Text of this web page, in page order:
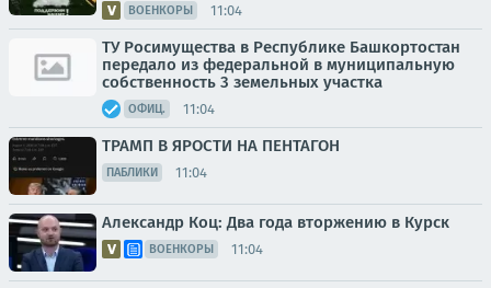
ВОЕНКОРЫ 11:04
ТУ Росимущества в Республике Башкортостан
передало из федеральной в муниципальную
собственность 3 земельных участка
ОФИЦ. 11:04
ТРАМП В ЯРОСТИ НА ПЕНТАГОН
ПАБЛИКИ 11:04
Александр Коц: Два года вторжению в Курск
ВОЕНКОРЫ 11:04